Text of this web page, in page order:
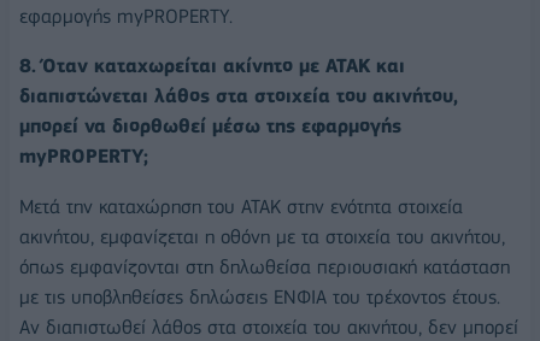
εφαρμογής myPROPERTY.
8. Όταν καταχωρείται ακίνητο με ΑΤΑΚ και
διαπιστώνεται λάθος στα στοιχεία του ακινήτου,
μπορεί να διορθωθεί μέσω της εφαρμογής
myPROPERTY;
Μετά την καταχώρηση του ΑΤΑΚ στην ενότητα στοιχεία
ακινήτου, εμφανίζεται η οθόνη με τα στοιχεία του ακινήτου,
όπως εμφανίζονται στη δηλωθείσα περιουσιακή κατάσταση
με τις υποβληθείσες δηλώσεις ΕΝΦΙΑ του τρέχοντος έτους.
Αν διαπιστωθεί λάθος στα στοιχεία του ακινήτου, δεν μπορεί